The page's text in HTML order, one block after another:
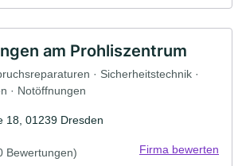
am Prohliszentrum
· Sicherheitstechnik ·
· Notöffnungen
18, 01239 Dresden
Bewertungen) Firma bewerten